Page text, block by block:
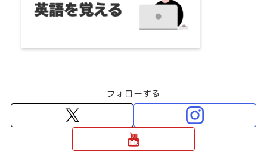
フォローする